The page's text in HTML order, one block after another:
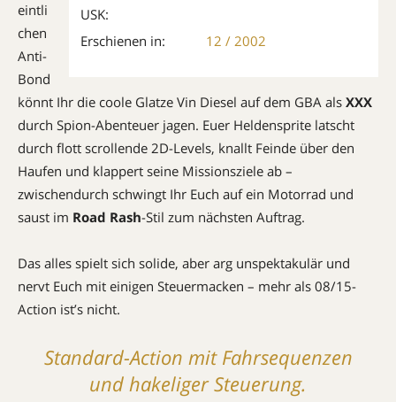
USK:
Erschienen in:
12 / 2002
eintli
chen
Anti-
Bond
könnt Ihr die coole Glatze Vin Diesel auf dem GBA als XXX
durch Spion-Abenteuer jagen. Euer Heldensprite latscht
durch flott scrollende 2D-Levels, knallt Feinde über den
Haufen und klappert seine Missionsziele ab –
zwischendurch schwingt Ihr Euch auf ein Motorrad und
saust im Road Rash-Stil zum nächsten Auftrag.
Das alles spielt sich solide, aber arg unspektakulär und
nervt Euch mit einigen Steuermacken – mehr als 08/15-
Action ist’s nicht.
Standard-Action mit Fahrsequenzen
und hakeliger Steuerung.